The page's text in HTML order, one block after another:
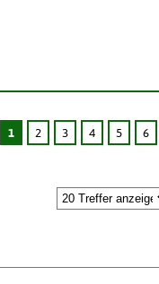
1 2 3 4 5 6